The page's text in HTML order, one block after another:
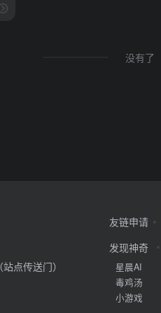
没有了
点传送门）
友链申请
发现神奇
星晨AI
毒鸡汤
小游戏